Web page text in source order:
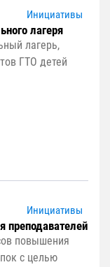
Инициативы
лагеря
лагерь,
ГТО детей
Инициативы
повышения
с целью